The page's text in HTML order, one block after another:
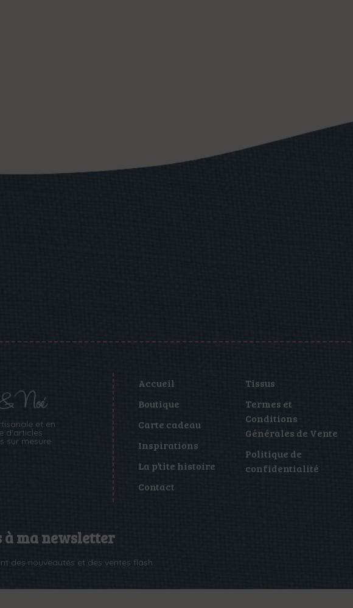
et en
d’articles
sur mesure.
Accueil
Boutique
Carte cadeau
Inspirations
La p’tite histoire
Contact
Tissus
Termes et
Conditions
Générales de Vente
Politique de
confidentialité
ma newsletter
des nouveautés et des ventes flash